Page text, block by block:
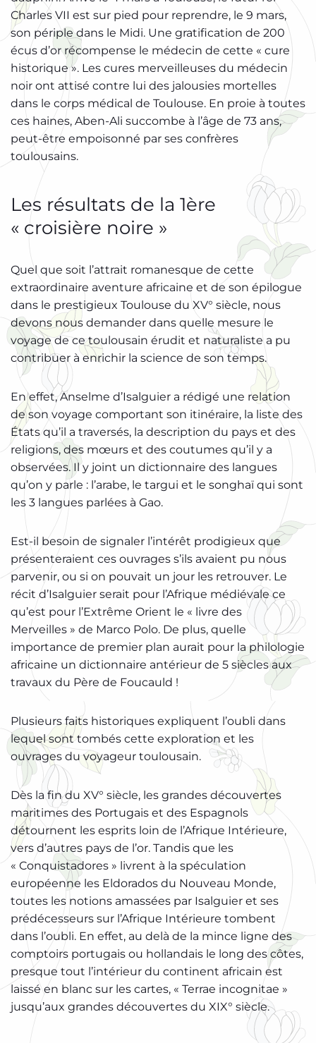
Charles VII est sur pied pour reprendre, le 9 mars,
son périple dans le Midi. Une gratification de 200
écus d’or récompense le médecin de cette « cure
historique ». Les cures merveilleuses du médecin
noir ont attisé contre lui des jalousies mortelles
dans le corps médical de Toulouse. En proie à toutes
ces haines, Aben-Ali succombe à l’âge de 73 ans,
peut-être empoisonné par ses confrères
toulousains.
Les résultats de la 1ère
« croisière noire »
Quel que soit l’attrait romanesque de cette
extraordinaire aventure africaine et de son épilogue
dans le prestigieux Toulouse du XV° siècle, nous
devons nous demander dans quelle mesure le
voyage de ce toulousain érudit et naturaliste a pu
contribuer à enrichir la science de son temps.
En effet, Anselme d’Isalguier a rédigé une relation
de son voyage comportant son itinéraire, la liste des
États qu’il a traversés, la description du pays et des
religions, des mœurs et des coutumes qu’il y a
observées. Il y joint un dictionnaire des langues
qu’on y parle : l’arabe, le targui et le songhaï qui sont
les 3 langues parlées à Gao.
Est-il besoin de signaler l’intérêt prodigieux que
présenteraient ces ouvrages s’ils avaient pu nous
parvenir, ou si on pouvait un jour les retrouver. Le
récit d’Isalguier serait pour l’Afrique médiévale ce
qu’est pour l’Extrême Orient le « livre des
Merveilles » de Marco Polo. De plus, quelle
importance de premier plan aurait pour la philologie
africaine un dictionnaire antérieur de 5 siècles aux
travaux du Père de Foucauld !
Plusieurs faits historiques expliquent l’oubli dans
lequel sont tombés cette exploration et les
ouvrages du voyageur toulousain.
Dès la fin du XV° siècle, les grandes découvertes
maritimes des Portugais et des Espagnols
détournent les esprits loin de l’Afrique Intérieure,
vers d’autres pays de l’or. Tandis que les
« Conquistadores » livrent à la spéculation
européenne les Eldorados du Nouveau Monde,
toutes les notions amassées par Isalguier et ses
prédécesseurs sur l’Afrique Intérieure tombent
dans l’oubli. En effet, au delà de la mince ligne des
comptoirs portugais ou hollandais le long des côtes,
presque tout l’intérieur du continent africain est
laissé en blanc sur les cartes, « Terrae incognitae »
jusqu’aux grandes découvertes du XIX° siècle.